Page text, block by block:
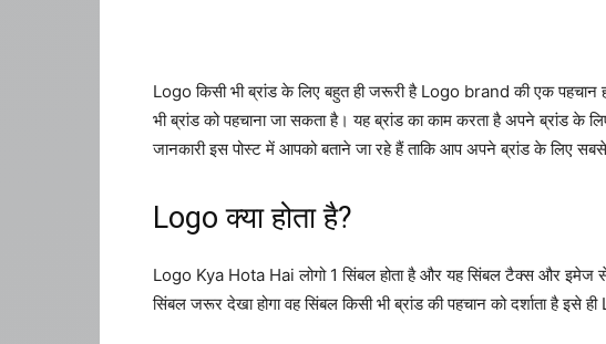
Logo किसी भी ब्रांड के लिए बहुत ही जरूरी है Logo brand की एक पहचान
भी ब्रांड को पहचाना जा सकता है। यह ब्रांड का काम करता है अपने ब्रांड
जानकारी इस पोस्ट में आपको बताने जा रहे हैं ताकि आप अपने ब्रांड के लिए
Logo क्या होता है?
Logo Kya Hota Hai लोगो 1 सिंबल होता है और यह सिंबल टैक्स और इमेज से
सिंबल जरूर देखा होगा वह सिंबल किसी भी ब्रांड की पहचान को दर्शाता है इसे